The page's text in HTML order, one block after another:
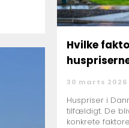
Hvilke
30 marts 2026
Huspriser i
tilfældigt. De
konkrete